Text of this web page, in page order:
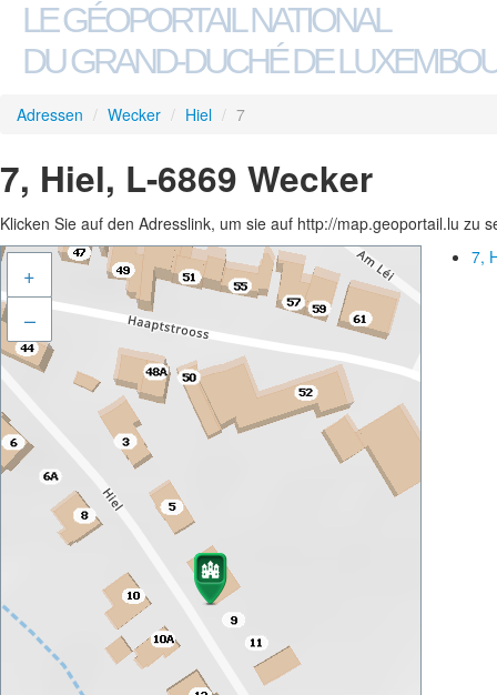
LE GÉOPORTAIL NATIONAL
DU GRAND-DUCHÉ DE
Adressen / Wecker / Hiel / 7
7, Hiel, L-6869 Wecker
Klicken Sie auf den Adresslink, um sie auf http://map.geoportail.lu zu
+
–
7,